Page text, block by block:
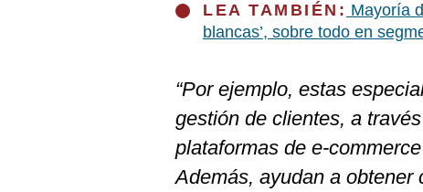
LEA TAMBIÉN: Mayoría
blancas’, sobre todo en
“Por ejemplo, estas
gestión de clientes, a
plataformas de e-
Además, ayudan a obtener